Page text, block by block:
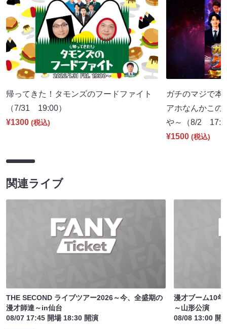
帰ってきた！タモンズのフードファイト
（7/31 19:00）
¥1300 (税込)
ガチのマジで本
アホなんかこの
や～（8/2
¥1500 (税込)
関連ライブ
THE SECOND ライブツアー2026～今、全盛期の
漫才師達～in仙台
08/07 17:45 開場 18:30 開演
漫才ブーム10
～山形公演
08/08 13:00 開